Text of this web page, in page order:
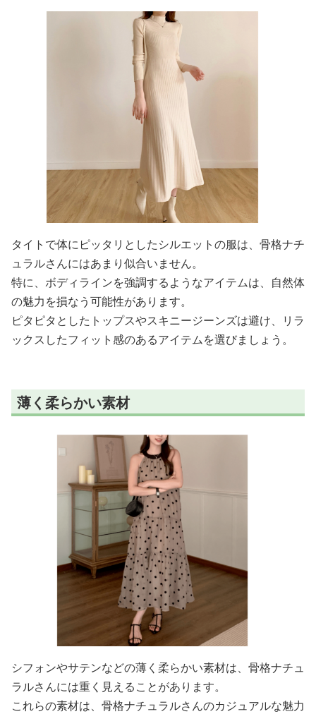
タイトで体にピッタリとしたシルエットの服は、骨格ナチ
ュラルさんにはあまり似合いません。
特に、ボディラインを強調するようなアイテムは、自然体
の魅力を損なう可能性があります。
ピタピタとしたトップスやスキニージーンズは避け、リラ
ックスしたフィット感のあるアイテムを選びましょう。
薄く柔らかい素材
シフォンやサテンなどの薄く柔らかい素材は、骨格ナチュ
ラルさんには重く見えることがあります。
これらの素材は、骨格ナチュラルさんのカジュアルな魅力